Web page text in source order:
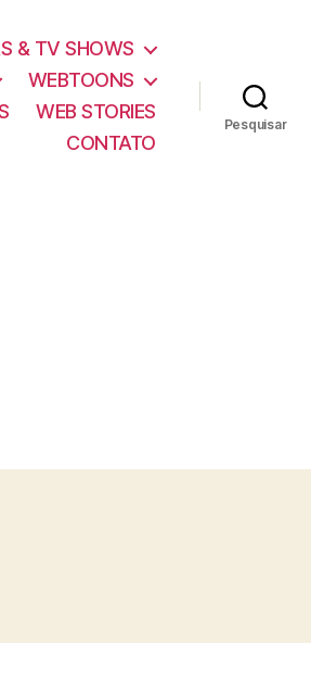
& TV SHOWS
WEBTOONS
WEB STORIES
CONTATO
Pesquisar